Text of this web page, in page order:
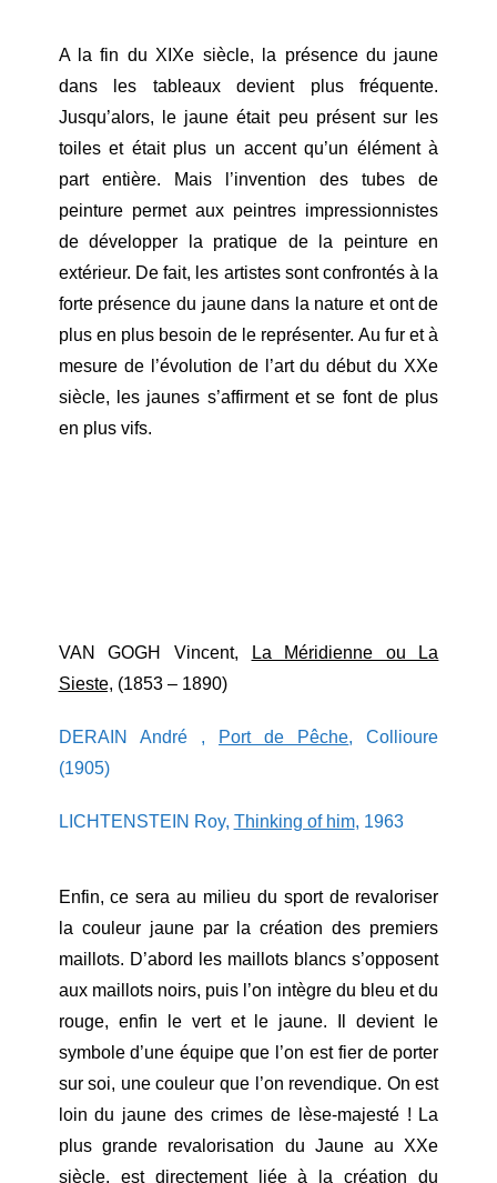
A la fin du XIXe siècle, la présence du jaune
dans les tableaux devient plus fréquente.
Jusqu’alors, le jaune était peu présent sur les
toiles et était plus un accent qu’un élément à
part entière. Mais l’invention des tubes de
peinture permet aux peintres impressionnistes
de développer la pratique de la peinture en
extérieur. De fait, les artistes sont confrontés à la
forte présence du jaune dans la nature et ont de
plus en plus besoin de le représenter. Au fur et à
mesure de l’évolution de l’art du début du XXe
siècle, les jaunes s’affirment et se font de plus
en plus vifs.
VAN GOGH Vincent,
La Méridienne ou La
Sieste, (1853 – 1890)
DERAIN André , Port de Pêche, Collioure
(1905)
LICHTENSTEIN Roy, Thinking of him, 1963
Enfin, ce sera au milieu du sport de revaloriser
la couleur jaune par la création des premiers
maillots. D’abord les maillots blancs s’opposent
aux maillots noirs, puis l’on intègre du bleu et du
rouge, enfin le vert et le jaune. Il devient le
symbole d’une équipe que l’on est fier de porter
sur soi, une couleur que l’on revendique. On est
loin du jaune des crimes de lèse-majesté ! La
plus grande revalorisation du Jaune au XXe
siècle, est directement liée à la création du